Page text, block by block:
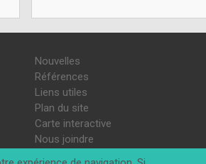
Nouvelles
Références
Liens utiles
Plan du site
Carte interactive
Nous joindre